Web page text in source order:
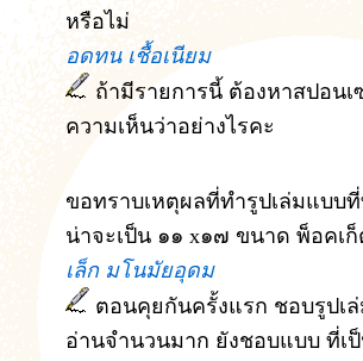
หรือไม่
อดทน เชื้อเนียม
ถ้ามีรายการนี้ ต้องหาสปอน
ความเห็นว่าอย่างไรคะ
ขอทราบเหตุผลที่ทำรูปเล่มแบบ
น่าจะเป็น ๑๑ x๑๗ ขนาด พ็อคเ
เล็ก มโนมัยอุดม
ตอนคุยกันครั้งแรก ชอบรูปเ
อ่านจำนวนมาก ยังชอบแบบ ที่เ